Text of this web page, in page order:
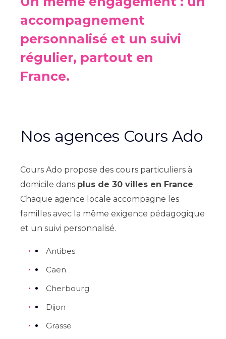
accompagnement
personnalisé et un suivi
régulier, partout en
France.
Nos agences Cours Ado
Cours Ado propose des cours particuliers à
domicile dans plus de 30 villes en France.
Chaque agence locale accompagne les
familles avec la même exigence pédagogique
et un suivi personnalisé.
Antibes
Caen
Cherbourg
Dijon
Grasse